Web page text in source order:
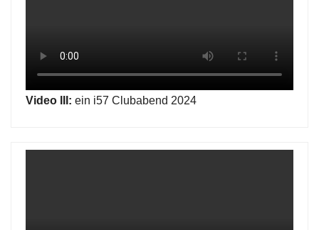
Video III: ein i57 Clubabend 2024